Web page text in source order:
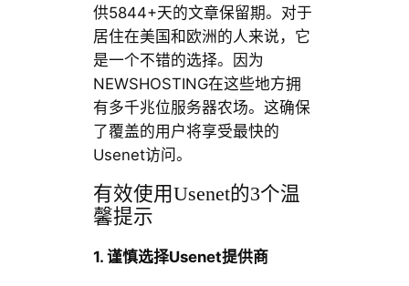
供5844+天的文章保留期。对于
居住在美国和欧洲的人来说，它
是一个不错的选择。因为
NEWSHOSTING在这些地方拥
有多千兆位服务器农场。这确保
了覆盖的用户将享受最快的
Usenet访问。
有效使用Usenet的3个温
馨提示
1. 谨慎选择Usenet提供商